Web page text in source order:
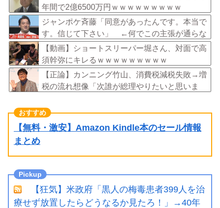
年間で2億6500万円ｗｗｗｗｗｗｗｗｗ
ジャンポケ斉藤「同意があったんです。本当で
す。信じて下さい」 ←何でこの主張が通らな
いの？
【動画】ショートスリーパー堀さん、対面で高
須幹弥にキレるｗｗｗｗｗｗｗｗｗ
【正論】カンニング竹山、消費税減税失敗→増
税の流れ想像「次誰が総理やりたいと思いま
【無料・激安】Amazon Kindle本のセール情報
まとめ
【狂気】米政府「黒人の梅毒患者399人を治
療せず放置したらどうなるか見たろ！」→40年